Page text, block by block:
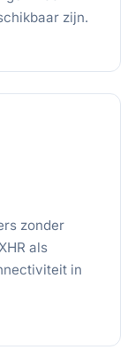
zijn.
zonder
als
in